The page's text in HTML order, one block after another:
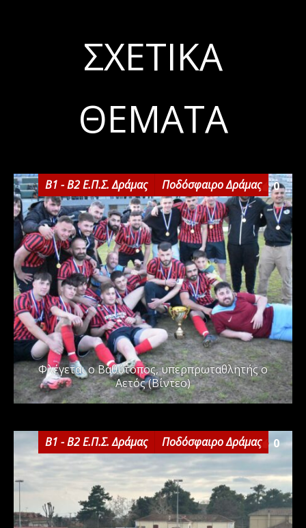
ΣΧΕΤΙΚΆ
ΘΈΜΑΤΑ
Β1 - Β2 Ε.Π.Σ. Δράμας Ποδόσφαιρο Δράμας 0
Φλέγεται ο Βαθύτοπος, υπερπρωταθλητής ο
Αετός (Βίντεο)
Β1 - Β2 Ε.Π.Σ. Δράμας Ποδόσφαιρο Δράμας 0